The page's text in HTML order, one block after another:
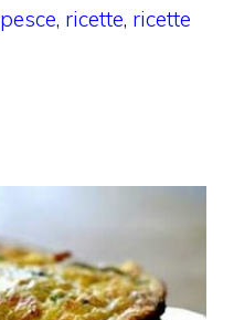
pesce, ricette, ricette